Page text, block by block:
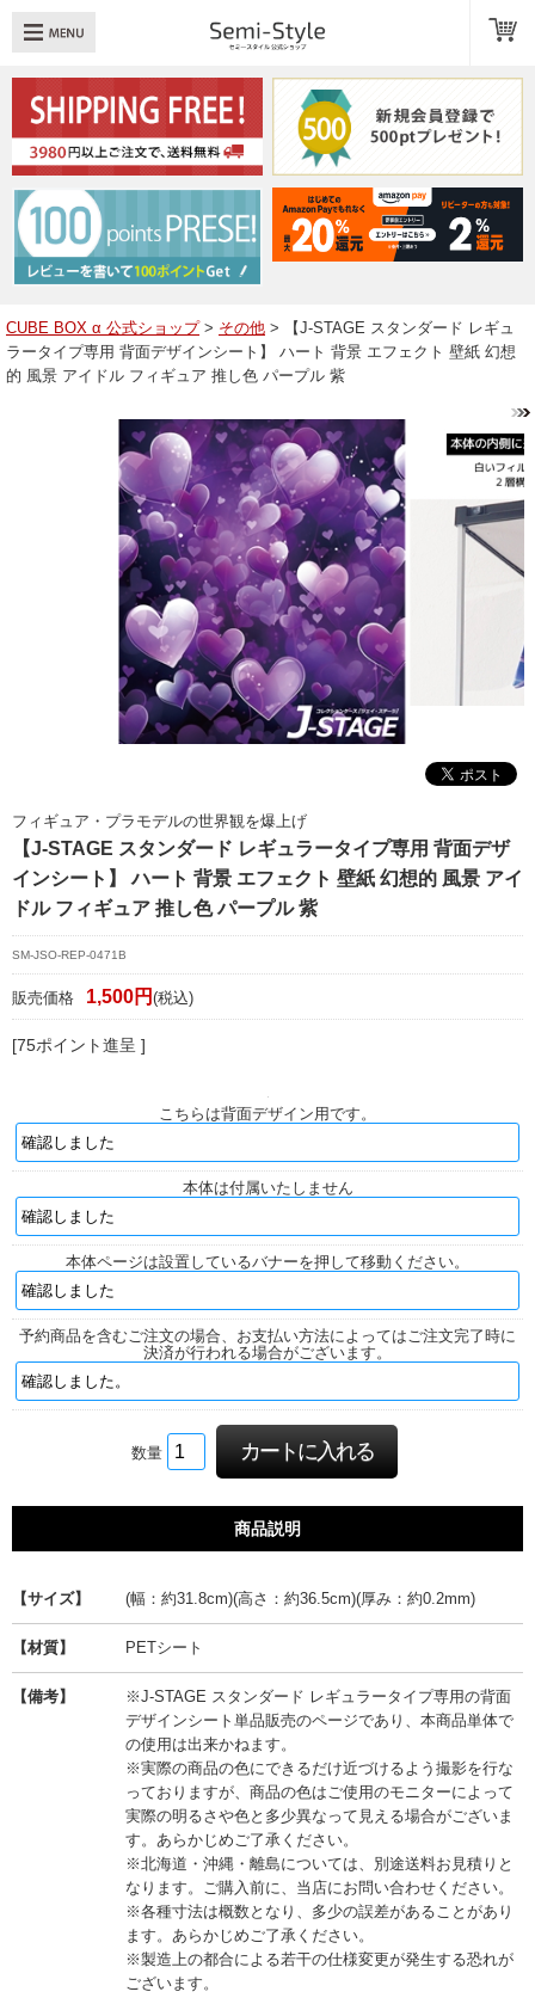
：透明扉 引き出し LED
へ戻る
品一覧
ューブボックスαレイアウト例
料・お支払いについて
イページ/会員登録
定商取引法に基づく表記
CUBE BOX α 公式ショップ> その他 > 【J-STAGE スタンダード レギュ
ラータイプ専用 背面デザインシート】 ハート 背景 エフェクト 壁紙 幻想
的 風景 アイドル フィギュア 推し色 パープル 紫
フィギュア・プラモデルの世界観を爆上げ
【J-STAGE スタンダード レギュラータイプ専用 背面デザ
インシート】 ハート 背景 エフェクト 壁紙 幻想的 風景 アイ
ドル フィギュア 推し色 パープル 紫
SM-JSO-REP-0471B
販売価格 1,500円 (税込)
[75ポイント進呈 ]
こちらは背面デザイン用です。
本体は付属いたしません
本体ページは設置しているバナーを押して移動ください。
予約商品を含むご注文の場合、お支払い方法によってはご注文完了時に
決済が行われる場合がございます。
数量
商品説明
【サイズ】 (幅：約31.8cm)(高さ：約36.5cm)(厚み：約0.2mm)
【材質】 PETシート
【備考】
※J-STAGE スタンダード レギュラータイプ専用の背面
デザインシート単品販売のページであり、本商品単体で
の使用は出来かねます。
※実際の商品の色にできるだけ近づけるよう撮影を行な
っておりますが、商品の色はご使用のモニターによって
実際の明るさや色と多少異なって見える場合がございま
す。あらかじめご了承ください。
※北海道・沖縄・離島については、別途送料お見積りと
なります。ご購入前に、当店にお問い合わせください。
※各種寸法は概数となり、多少の誤差があることがあり
ます。あらかじめご了承ください。
※製造上の都合による若干の仕様変更が発生する恐れが
ございます。